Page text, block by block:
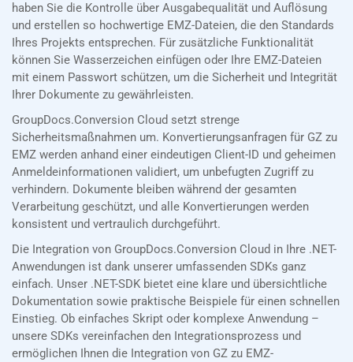
haben Sie die Kontrolle über Ausgabequalität und Auflösung
und erstellen so hochwertige EMZ-Dateien, die den Standards
Ihres Projekts entsprechen. Für zusätzliche Funktionalität
können Sie Wasserzeichen einfügen oder Ihre EMZ-Dateien
mit einem Passwort schützen, um die Sicherheit und Integrität
Ihrer Dokumente zu gewährleisten.
GroupDocs.Conversion Cloud setzt strenge
Sicherheitsmaßnahmen um. Konvertierungsanfragen für GZ zu
EMZ werden anhand einer eindeutigen Client-ID und geheimen
Anmeldeinformationen validiert, um unbefugten Zugriff zu
verhindern. Dokumente bleiben während der gesamten
Verarbeitung geschützt, und alle Konvertierungen werden
konsistent und vertraulich durchgeführt.
Die Integration von GroupDocs.Conversion Cloud in Ihre .NET-
Anwendungen ist dank unserer umfassenden SDKs ganz
einfach. Unser .NET-SDK bietet eine klare und übersichtliche
Dokumentation sowie praktische Beispiele für einen schnellen
Einstieg. Ob einfaches Skript oder komplexe Anwendung –
unsere SDKs vereinfachen den Integrationsprozess und
ermöglichen Ihnen die Integration von GZ zu EMZ-